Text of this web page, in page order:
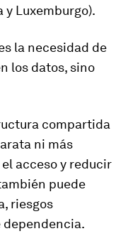
y Luxemburgo).
la necesidad de
los datos, sino
compartida
ni más
acceso y reducir
puede
riesgos
dependencia.